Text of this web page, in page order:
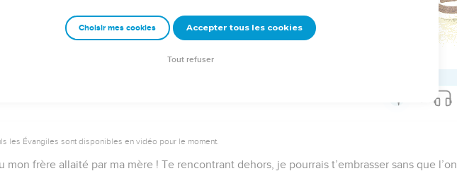
Pour toi, mon bien-aimé, je les ai réservés.
Du Semeur Copyright © 1992, 1999 by Biblica, Inc.® Used by permission. All rights reserved worldwide.
les Évangiles sont disponibles en vidéo pour le moment.
mon frère allaité par ma mère ! Te rencontrant dehors, je pourrais t’embrasser sans que l’on
Choisir mes cookies Accepter tous les cookies
Tout refuser